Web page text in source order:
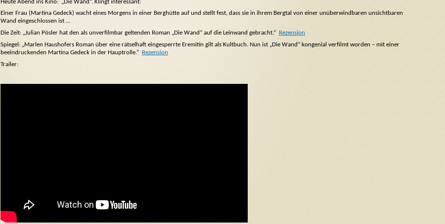
Heute Abend ins Kino: „Die Wand“. Klingt interessant:
Einer Frau (Martina Gedeck) wacht eines Morgens in einer Berghütte auf und stellt fest, dass sie in ihrem Bergtal von einer unüberwindbaren unsichtbaren
Wand eingeschlossen ist …
Die Zeit: „Julian Pösler hat den als unverfilmbar geltenden Roman „Die Wand“ auf die Leinwand gebracht.“
Rezension
Spiegel: „Marlen Haushofers Roman über eine rätselhaft eingesperrte Eremitin gilt als Kultbuch. Nun ist „Die Wand“ kongenial verfilmt worden – mit einer
beeindruckenden Martina Gedeck in der Hauptrolle.“ Rezension
Trailer: